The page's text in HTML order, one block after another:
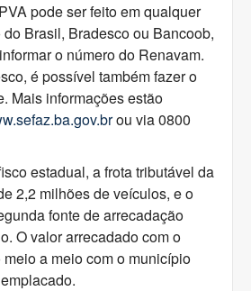
pode ser feito em qualquer
Brasil, Bradesco ou Bancoob,
o número do Renavam.
é possível também fazer o
Mais informações estão
ou via 0800
estadual, a frota tributável da
2,2 milhões de veículos, e o
fonte de arrecadação
O valor arrecadado com o
a meio com o município